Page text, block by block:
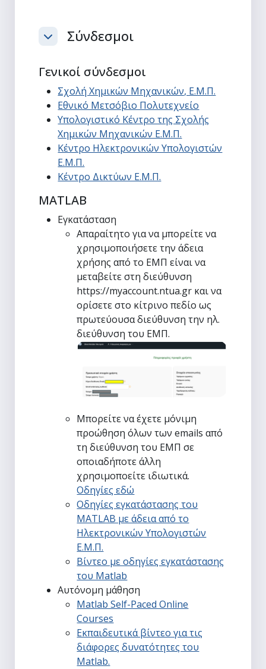
ΣύμπτυξηΣύνδεσμοι
Γενικοί σύνδεσμοι
Σχολή Χημικών Μηχανικών, Ε.Μ.Π.
Εθνικό Μετσόβιο Πολυτεχνείο
Υπολογιστικό Κέντρο της Σχολής
Χημικών Μηχανικών Ε.Μ.Π.
Κέντρο Ηλεκτρονικών Υπολογιστών
Ε.Μ.Π.
Κέντρο Δικτύων Ε.Μ.Π.
MATLAB
Εγκατάσταση
Απαραίτητο για να μπορείτε να
χρησιμοποιήσετε την άδεια
χρήσης από το ΕΜΠ είναι να
μεταβείτε στη διεύθυνση
https://myaccount.ntua.gr και να
ορίσετε στο κίτρινο πεδίο ως
πρωτεύουσα διεύθυνση ​την ηλ.
διεύθυνση του ΕΜΠ.
Μπορείτε να έχετε μόνιμη
προώθηση όλων των emails από
τη διεύθυνση του ΕΜΠ σε
οποιαδήποτε άλλη
χρησιμοποείτε ιδιωτικά.
Οδηγίες εδώ
Οδηγίες εγκατάστασης του
MATLAB με άδεια από το
Ηλεκτρονικών Υπολογιστών
Ε.Μ.Π.
Βίντεο με οδηγίες εγκατάστασης
του Matlab
Αυτόνομη μάθηση
Matlab Self-Paced Online
Courses
Εκπαιδευτικά βίντεο για τις
διάφορες δυνατότητες του
Matlab.